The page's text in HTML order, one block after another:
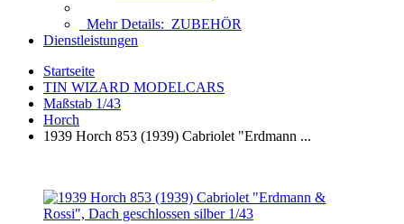
Mehr Details: ZUBEHÖR
Dienstleistungen
Startseite
TIN WIZARD MODELCARS
Maßstab 1/43
Horch
1939 Horch 853 (1939) Cabriolet "Erdmann ...